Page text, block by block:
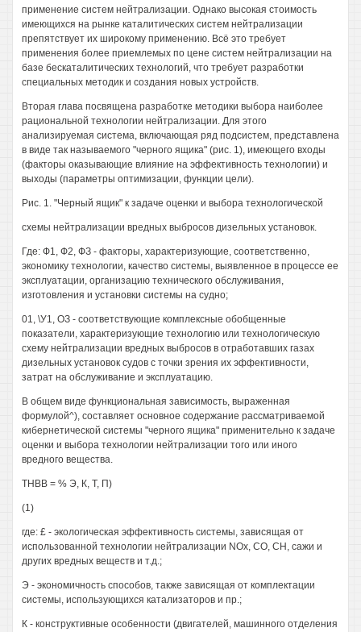
применение систем нейтрализации. Однако высокая стоимость
имеющихся на рынке каталитических систем нейтрализации
препятствует их широкому применению. Всё это требует
применения более приемлемых по цене систем нейтрализации на
базе бескаталитических технологий, что требует разработки
специальных методик и создания новых устройств.
Вторая глава посвящена разработке методики выбора наиболее
рациональной технологии нейтрализации. Для этого
анализируемая система, включающая ряд подсистем, представлена
в виде так называемого "черного ящика" (рис. 1), имеющего входы
(факторы оказывающие влияние на эффективность технологии) и
выходы (параметры оптимизации, функции цели).
Рис. 1. "Черный ящик" к задаче оценки и выбора технологической
схемы нейтрализации вредных выбросов дизельных установок.
Где: Ф1, Ф2, ФЗ - факторы, характеризующие, соответственно,
экономику технологии, качество системы, выявленное в процессе ее
эксплуатации, организацию технического обслуживания,
изготовления и установки системы на судно;
01, \У1, ОЗ - соответствующие комплексные обобщенные
показатели, характеризующие технологию или технологическую
схему нейтрализации вредных выбросов в отработавших газах
дизельных установок судов с точки зрения их эффективности,
затрат на обслуживание и эксплуатацию.
В общем виде функциональная зависимость, выраженная
формулой^), составляет основное содержание рассматриваемой
кибернетической системы "черного ящика" применительно к задаче
оценки и выбора технологии нейтрализации того или иного
вредного вещества.
ТНВВ = % Э, К, Т, П)
(1)
где: £ - экологическая эффективность системы, зависящая от
использованной технологии нейтрализации NOx, СО, СН, сажи и
других вредных веществ и т.д.;
Э - экономичность способов, также зависящая от комплектации
системы, использующихся катализаторов и пр.;
К - конструктивные особенности (двигателей, машинного отделения